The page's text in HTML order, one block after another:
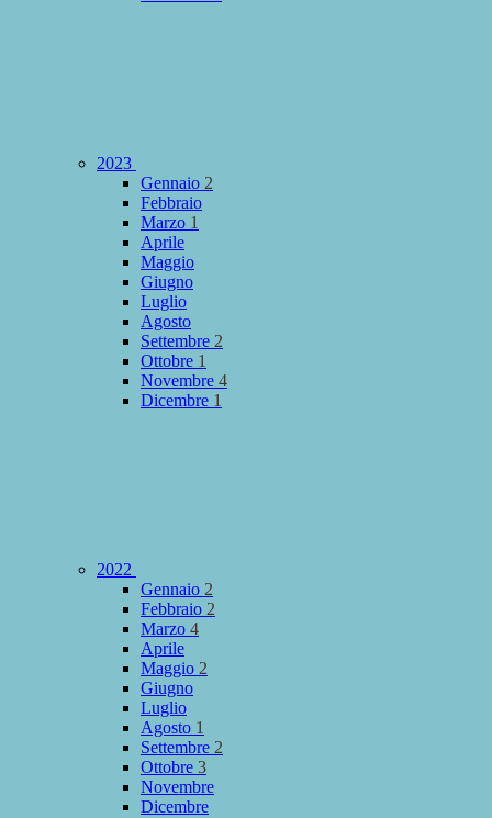
2023
Gennaio 2
Febbraio
Marzo 1
Aprile
Maggio
Giugno
Luglio
Agosto
Settembre 2
Ottobre 1
Novembre 4
Dicembre 1
2022
Gennaio 2
Febbraio 2
Marzo 4
Aprile
Maggio 2
Giugno
Luglio
Agosto 1
Settembre 2
Ottobre 3
Novembre
Dicembre